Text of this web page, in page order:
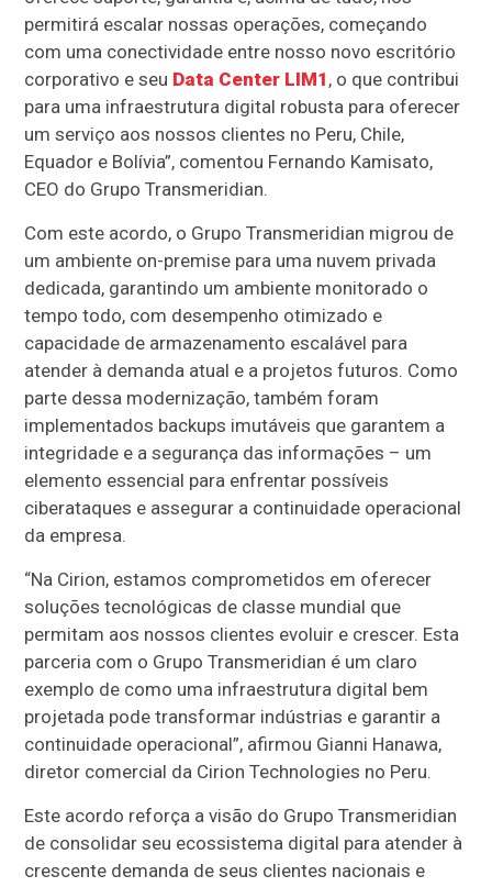
permitirá escalar nossas operações, começando
com uma conectividade entre nosso novo escritório
corporativo e seu Data Center LIM1 , o que contribui
para uma infraestrutura digital robusta para oferecer
um serviço aos nossos clientes no Peru, Chile,
Equador e Bolívia”, comentou Fernando Kamisato,
CEO do Grupo Transmeridian.
Com este acordo, o Grupo Transmeridian migrou de
um ambiente on-premise para uma nuvem privada
dedicada, garantindo um ambiente monitorado o
tempo todo, com desempenho otimizado e
capacidade de armazenamento escalável para
atender à demanda atual e a projetos futuros. Como
parte dessa modernização, também foram
implementados backups imutáveis que garantem a
integridade e a segurança das informações – um
elemento essencial para enfrentar possíveis
ciberataques e assegurar a continuidade operacional
da empresa.
“Na Cirion, estamos comprometidos em oferecer
soluções tecnológicas de classe mundial que
permitam aos nossos clientes evoluir e crescer. Esta
parceria com o Grupo Transmeridian é um claro
exemplo de como uma infraestrutura digital bem
projetada pode transformar indústrias e garantir a
continuidade operacional”, afirmou Gianni Hanawa,
diretor comercial da Cirion Technologies no Peru.
Este acordo reforça a visão do Grupo Transmeridian
de consolidar seu ecossistema digital para atender à
crescente demanda de seus clientes nacionais e